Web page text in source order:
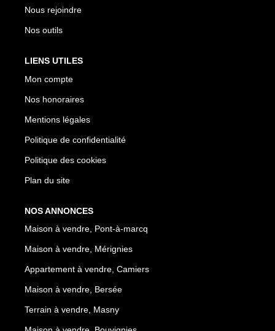
Nous rejoindre
Nos outils
LIENS UTILES
Mon compte
Nos honoraires
Mentions légales
Politique de confidentialité
Politique des cookies
Plan du site
NOS ANNONCES
Maison à vendre, Pont-à-marcq
Maison à vendre, Mérignies
Appartement à vendre, Camiers
Maison à vendre, Bersée
Terrain à vendre, Masny